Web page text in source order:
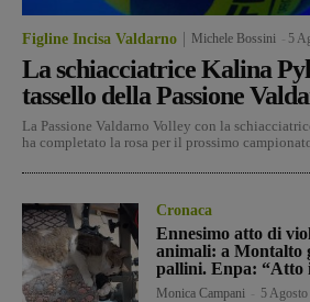
Figline Incisa Valdarno Michele Bossini 5
La schiacciatrice Kalina
tassello della Passione
La Passione Valdarno Volley con la
ha completato la rosa per il prossimo campionato
Cronaca
Ennesimo atto di
animali: a Montalto
pallini. Enpa: “Atto
Monica Campani 5